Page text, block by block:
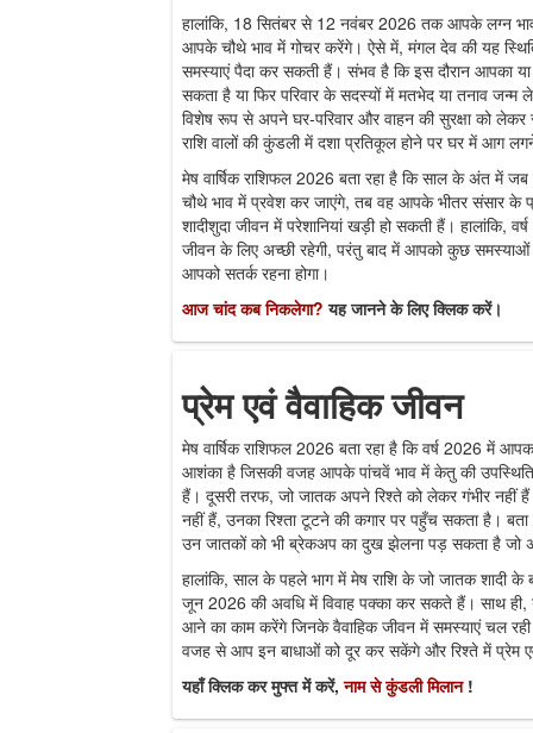
हालांकि, 18 सितंबर से 12 नवंबर 2026 तक आपके लग्न
आपके चौथे भाव में गोचर करेंगे। ऐसे में, मंगल देव की यह
समस्याएं पैदा कर सकती हैं। संभव है कि इस दौरान आपका
सकता है या फिर परिवार के सदस्यों में मतभेद या तनाव
विशेष रूप से अपने घर-परिवार और वाहन की सुरक्षा को लेकर
राशि वालों की कुंडली में दशा प्रतिकूल होने पर घर में आग
मेष वार्षिक राशिफल 2026 बता रहा है कि साल के अंत में
चौथे भाव में प्रवेश कर जाएंगे, तब वह आपके भीतर संसार
शादीशुदा जीवन में परेशानियां खड़ी हो सकती हैं। हालांकि,
जीवन के लिए अच्छी रहेगी, परंतु बाद में आपको कुछ
आपको सतर्क रहना होगा।
आज चांद कब निकलेगा?यह जानने के लिए क्लिक करें।
प्रेम एवं वैवाहिक जीवन
मेष वार्षिक राशिफल 2026 बता रहा है कि वर्ष 2026 में
आशंका है जिसकी वजह आपके पांचवें भाव में केतु की
हैं। दूसरी तरफ, जो जातक अपने रिश्ते को लेकर गंभीर नहीं हैं
नहीं हैं, उनका रिश्ता टूटने की कगार पर पहुँच सकता है।
उन जातकों को भी ब्रेकअप का दुख झेलना पड़ सकता है जो
हालांकि, साल के पहले भाग में मेष राशि के जो जातक शादी
जून 2026 की अवधि में विवाह पक्का कर सकते हैं। साथ ही,
आने का काम करेंगे जिनके वैवाहिक जीवन में समस्याएं चल
वजह से आप इन बाधाओं को दूर कर सकेंगे और रिश्ते में प्रेम
यहाँ क्लिक कर मुफ्त में करें,नाम से कुंडली मिलान !